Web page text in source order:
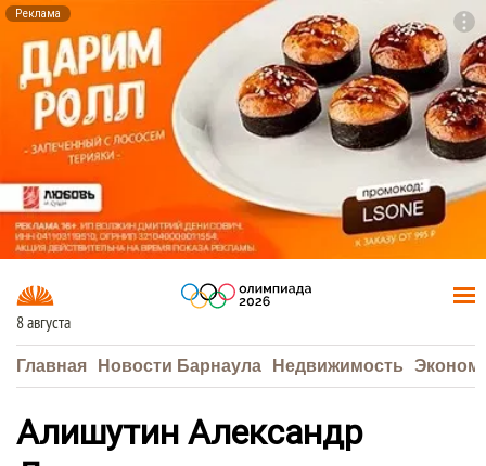
Реклама
8 августа
Главная Новости Барнаула Недвижимость
Алишутин Александр